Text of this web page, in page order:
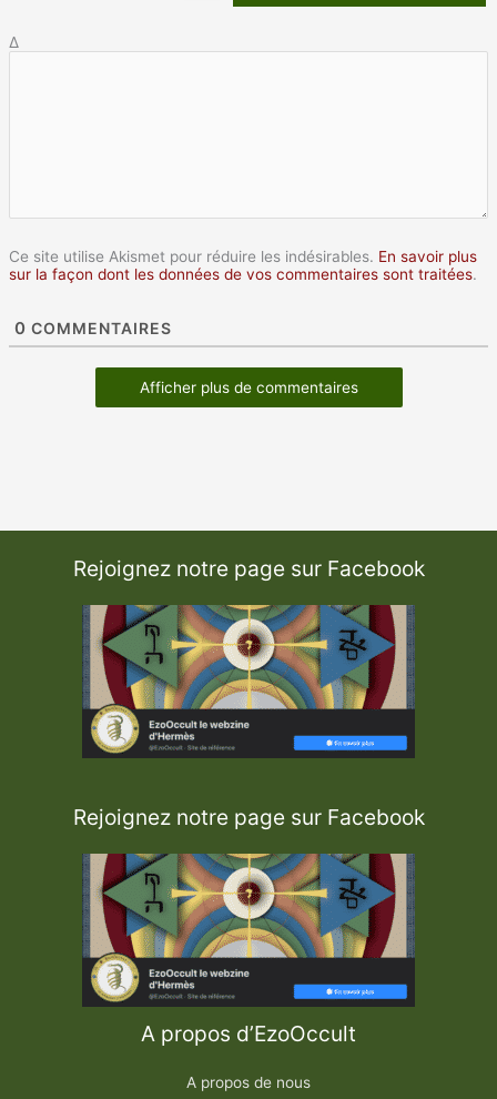
Δ
Ce site utilise Akismet pour réduire les indésirables. En savoir plus
sur la façon dont les données de vos commentaires sont traitées.
0 COMMENTAIRES
Afficher plus de commentaires
Rejoignez notre page sur Facebook
Rejoignez notre page sur Facebook
A propos d’EzoOccult
A propos de nous